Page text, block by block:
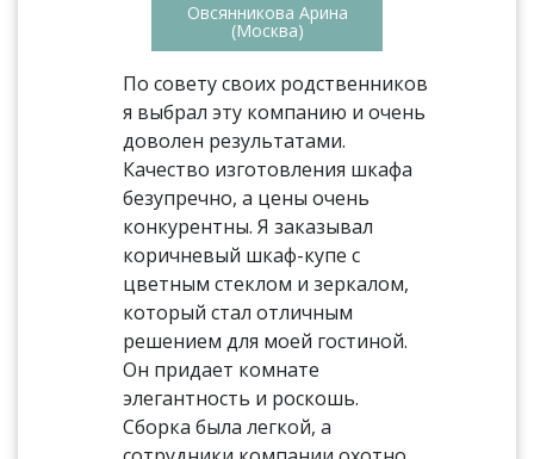
Овсянникова Арина
(Москва)
По совету своих родственников
я выбрал эту компанию и очень
доволен результатами.
Качество изготовления шкафа
безупречно, а цены очень
конкурентны. Я заказывал
коричневый шкаф-купе с
цветным стеклом и зеркалом,
который стал отличным
решением для моей гостиной.
Он придает комнате
элегантность и роскошь.
Сборка была легкой, а